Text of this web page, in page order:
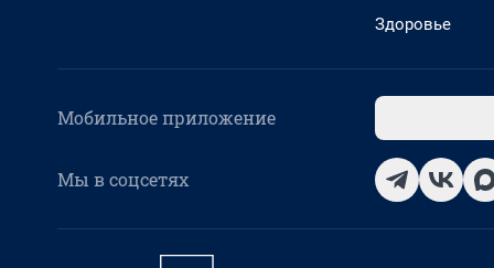
Здоровье
Мобильное приложение
Мы в соцсетях